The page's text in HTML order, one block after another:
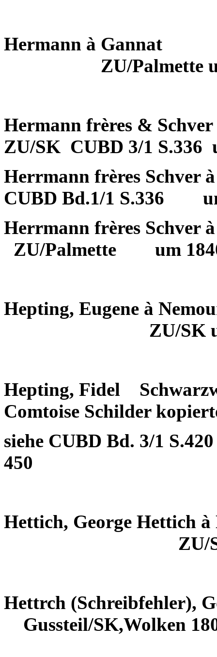
Hermann à Gannat
ZU/Palmette
Hermann frères & Schver
ZU/SK CUBD 3/1 S.336
Herrmann frères Schver
CUBD Bd.1/1 S.336
Herrmann frères Schver
ZU/Palmette
um
Hepting, Eugene à
ZU/SK
Hepting, Fidel
Comtoise Schilder
siehe CUBD Bd. 3/1 S.420
450
Hettich, George Hettich à
ZU/
Hettrch (Schreibfehler),
Gussteil/SK,Wolken